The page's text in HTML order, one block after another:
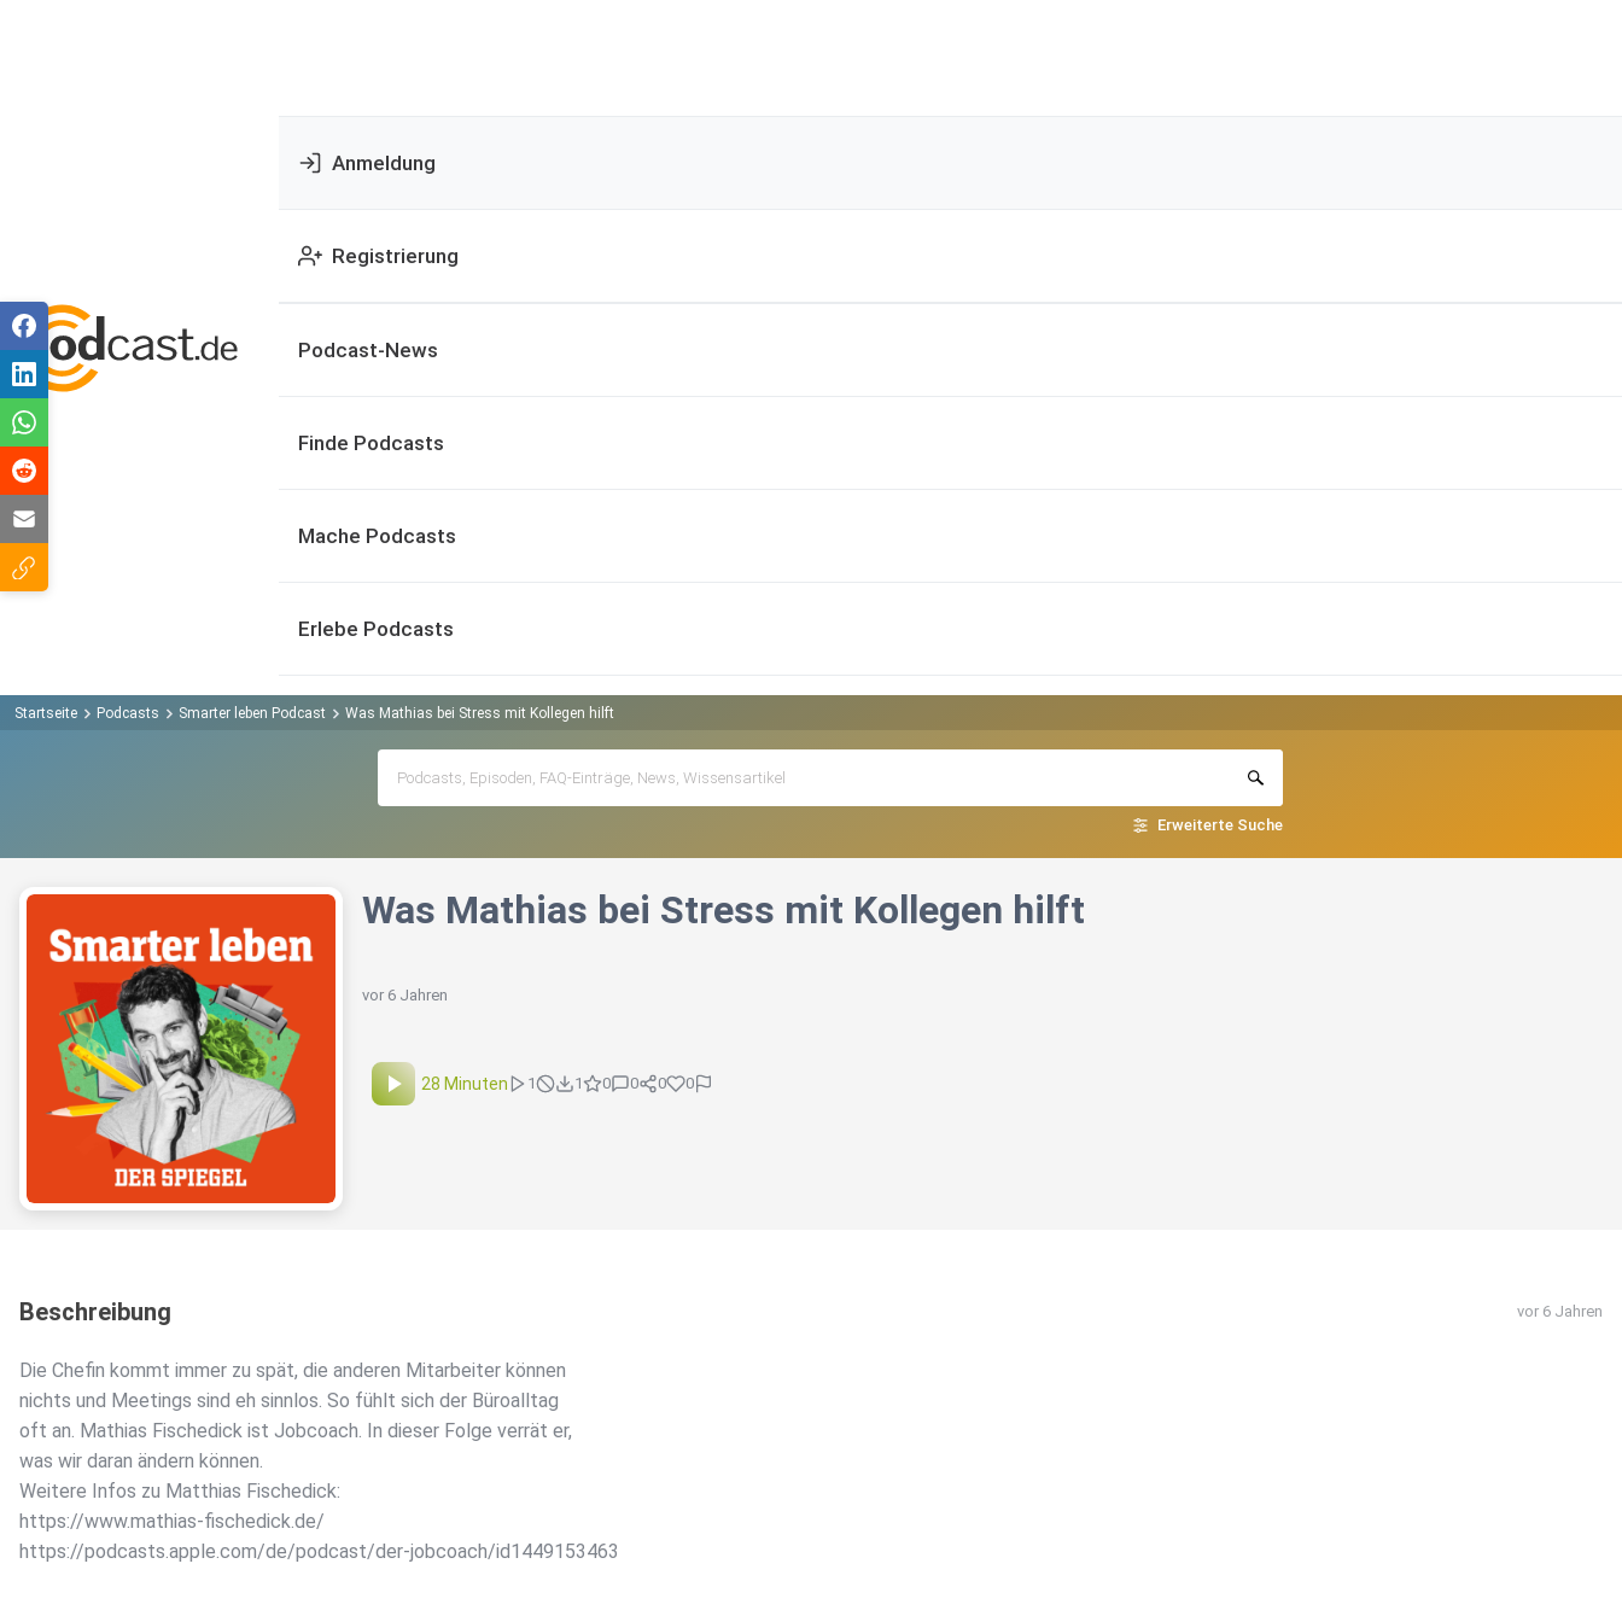
Anmeldung
Registrierung
Podcast-News
Finde Podcasts
Mache Podcasts
Erlebe Podcasts
Startseite Podcasts Smarter leben Podcast Was Mathias bei Stress mit Kollegen hilft
Erweiterte Suche
Was Mathias bei Stress mit Kollegen hilft
vor 6 Jahren
28 Minuten 1 1 0 0 0 0
Beschreibung vor 6 Jahren
Die Chefin kommt immer zu spät, die anderen Mitarbeiter können
nichts und Meetings sind eh sinnlos. So fühlt sich der Büroalltag
oft an. Mathias Fischedick ist Jobcoach. In dieser Folge verrät er,
was wir daran ändern können.
Weitere Infos zu Matthias Fischedick:
https://www.mathias-fischedick.de/
https://podcasts.apple.com/de/podcast/der-jobcoach/id1449153463